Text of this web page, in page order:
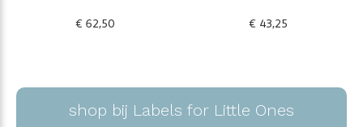
€ 62,50 € 43,25
shop bij Labels for Little Ones